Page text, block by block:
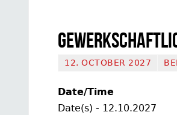
12. OCTOBER 2027
Date/Time
Date(s) - 12.10.2027